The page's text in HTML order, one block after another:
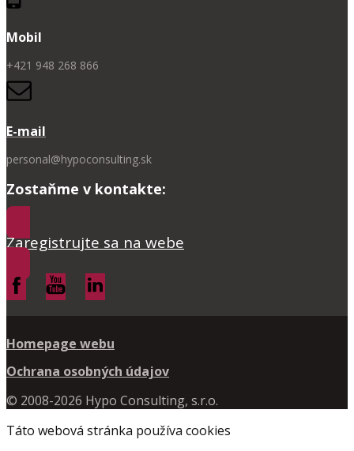
Mobil
+421 948 268 866
E-mail
personal@hypoconsulting.sk
Zostaňme v kontakte:
Zaregistrujte sa na webe
Homepage webu
Ochrana osobných údajov
© 2008-2026 Hypo Consulting, s.r.o.
Táto webová stránka používa cookies